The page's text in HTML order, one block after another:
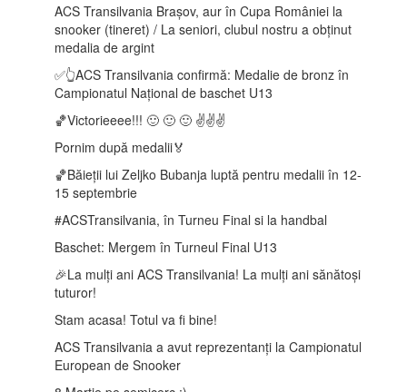
ACS Transilvania Brașov, aur în Cupa României la
snooker (tineret) / La seniori, clubul nostru a obținut
medalia de argint
✅👆ACS Transilvania confirmă: Medalie de bronz în
Campionatul Național de baschet U13
🏀Victorieeee!!! 🙂 🙂 🙂 ✌️✌️✌️
Pornim după medalii🏅
🏀Băieții lui Zeljko Bubanja luptă pentru medalii în 12-
15 septembrie
️#ACSTransilvania, în Turneu Final si la handbal
Baschet: Mergem în Turneul Final U13
🎉La mulți ani ACS Transilvania! La mulți ani sănătoși
tuturor!
Stam acasa! Totul va fi bine!
ACS Transilvania a avut reprezentanți la Campionatul
European de Snooker